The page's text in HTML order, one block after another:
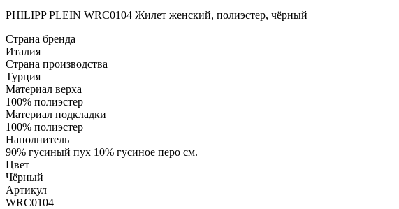
PHILIPP PLEIN WRC0104 Жилет женский, полиэстер, чёрный
Страна бренда
Италия
Страна производства
Турция
Материал верха
100% полиэстер
Материал подкладки
100% полиэстер
Наполнитель
90% гусиный пух 10% гусиное перо см.
Цвет
Чёрный
Артикул
WRC0104